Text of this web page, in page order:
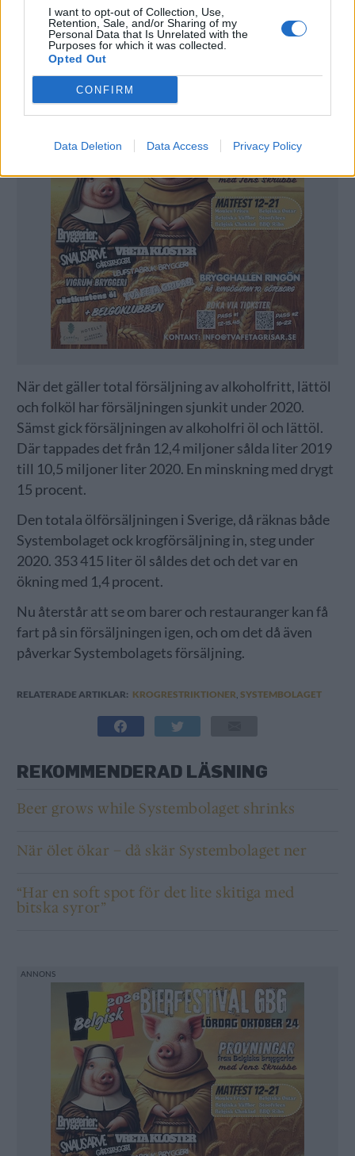
I want to opt-out of Collection, Use,
Retention, Sale, and/or Sharing of my
Personal Data that Is Unrelated with the
Purposes for which it was collected.
Opted Out
CONFIRM
Data Deletion Data Access Privacy Policy
Siffrorna matchar Systembolagets försäljning på ett
ganska bra sätt. Där ökade ölförsäljningen med
drygt 33 miljoner liter.
När det gäller total försäljning av alkoholfritt, lättöl
och folköl har försäljningen sjunkit under 2020.
Sämst gick försäljningen av alkoholfri öl och lättöl.
Där tappades det från 12,4 miljoner sålda liter 2019
till 10,5 miljoner liter 2020. En minskning med drygt
15 procent.
Den totala ölförsäljningen i Sverige, då räknas både
Systembolaget ock krogförsäljning in, steg under
2020. 353 415 liter öl såldes det och det var en
ökning med 1,4 procent.
Nu återstår att se om barer och restauranger kan få
fart på sin försäljningen igen, och om det då även
påverkar Systembolagets försäljning.
RELATERADE ARTIKLAR: KROGRESTRIKTIONER SYSTEMBOLAGET
REKOMMENDERAD LÄSNING
Beer grows while Systembolaget shrinks
När ölet ökar – då skär Systembolaget ner
“Har en soft spot för det lite skitiga med
bitska syror”